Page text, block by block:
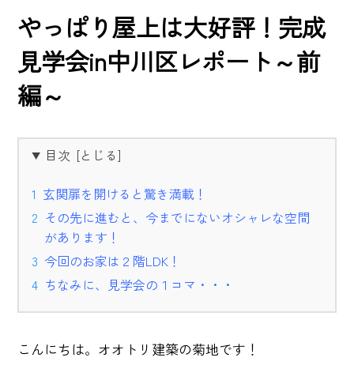
やっぱり屋上は大好評！完成
見学会in中川区レポート～前
編～
目次
玄関扉を開けると驚き満載！
その先に進むと、今までにないオシャレな空間
があります！
今回のお家は２階LDK！
ちなみに、見学会の１コマ・・・
こんにちは。オオトリ建築の菊地です！